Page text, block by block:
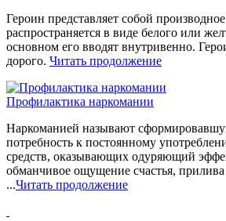
Героин представляет собой
распространяется в виде белого или
основном его вводят внутривенно.
дорого. Читать продолжение
Профилактика наркомании
Наркоманией называют
потребность к постоянному
средств, оказывающих одуряющий
обманчивое ощущение счастья,
...Читать продолжение